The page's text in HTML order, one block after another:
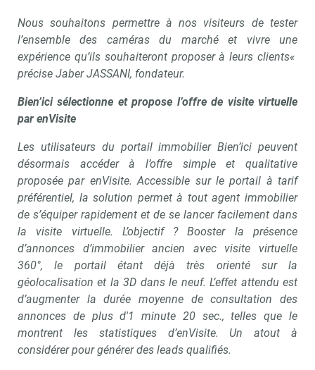
Nous souhaitons permettre à nos visiteurs de tester
l’ensemble des caméras du marché et vivre une
expérience qu’ils souhaiteront proposer à leurs clients«
précise Jaber JASSANI, fondateur.
Bien’ici sélectionne et propose l’offre de visite virtuelle
par enVisite
Les utilisateurs du portail immobilier Bien’ici peuvent
désormais accéder à l’offre simple et qualitative
proposée par enVisite. Accessible sur le portail à tarif
préférentiel, la solution permet à tout agent immobilier
de s’équiper rapidement et de se lancer facilement dans
la visite virtuelle. L’objectif ? Booster la présence
d’annonces d’immobilier ancien avec visite virtuelle
360°, le portail étant déjà très orienté sur la
géolocalisation et la 3D dans le neuf. L’effet attendu est
d’augmenter la durée moyenne de consultation des
annonces de plus d'1 minute 20 sec., telles que le
montrent les statistiques d’enVisite. Un atout à
considérer pour générer des leads qualifiés.